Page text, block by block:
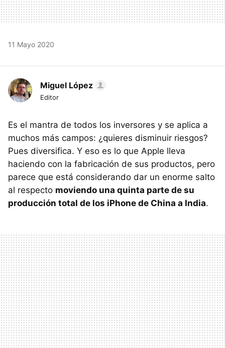
11 Mayo 2020
Miguel López
Editor
Es el mantra de todos los inversores y se aplica a
muchos más campos: ¿quieres disminuir riesgos?
Pues diversifica. Y eso es lo que Apple lleva
haciendo con la fabricación de sus productos, pero
parece que está considerando dar un enorme salto
al respecto moviendo una quinta parte de su
producción total de los iPhone de China a India.